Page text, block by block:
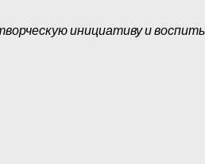
инициативу и